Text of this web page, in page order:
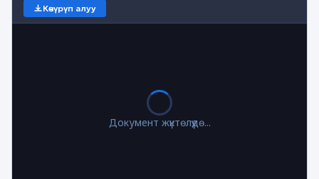
Көчүрүп алуу
Документ жүктөлүүдө...